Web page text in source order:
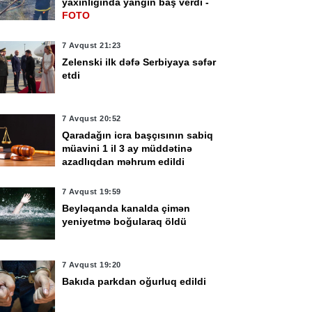
FOTO
7 Avqust 21:23
Zelenski ilk dəfə Serbiyaya səfər
etdi
7 Avqust 20:52
Qaradağın icra başçısının sabiq
müavini 1 il 3 ay müddətinə
azadlıqdan məhrum edildi
7 Avqust 19:59
Beyləqanda kanalda çimən
yeniyetmə boğularaq öldü
7 Avqust 19:20
Bakıda parkdan oğurluq edildi